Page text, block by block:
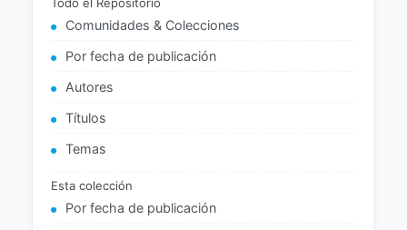
Comunidades & Colecciones
Por fecha de publicación
Autores
Títulos
Temas
Esta colección
Por fecha de publicación